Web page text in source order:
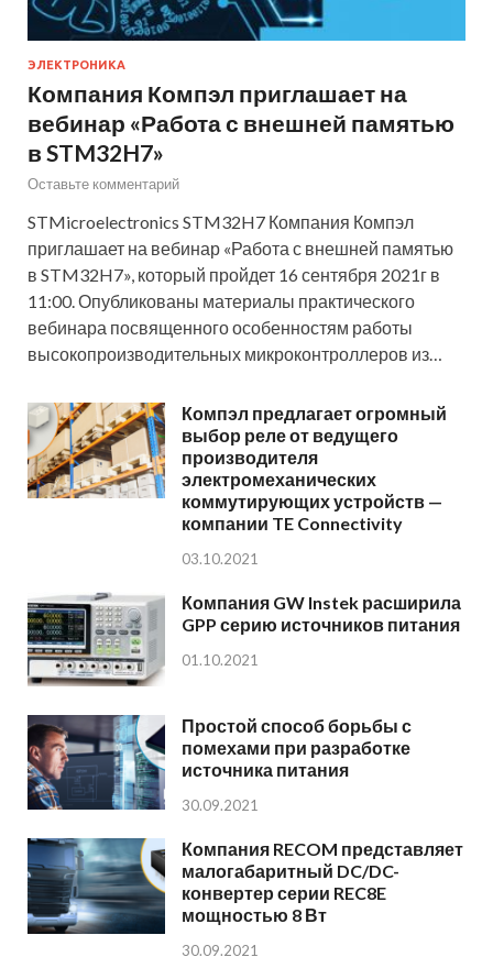
ЭЛЕКТРОНИКА
Компания Компэл приглашает на
вебинар «Работа с внешней памятью
в STM32H7»
Оставьте комментарий
STMicroelectronics STM32H7 Компания Компэл
приглашает на вебинар «Работа с внешней памятью
в STM32H7», который пройдет 16 сентября 2021г в
11:00. Опубликованы материалы практического
вебинара посвященного особенностям работы
высокопроизводительных микроконтроллеров из…
Компэл предлагает огромный
выбор реле от ведущего
производителя
электромеханических
коммутирующих устройств —
компании TE Connectivity
03.10.2021
Компания GW Instek расширила
GPP серию источников питания
01.10.2021
Простой способ борьбы с
помехами при разработке
источника питания
30.09.2021
Компания RECOM представляет
малогабаритный DC/DC-
конвертер серии REC8E
мощностью 8 Вт
30.09.2021